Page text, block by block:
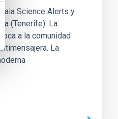
Science Alerts y
(Tenerife). La
a la comunidad
La